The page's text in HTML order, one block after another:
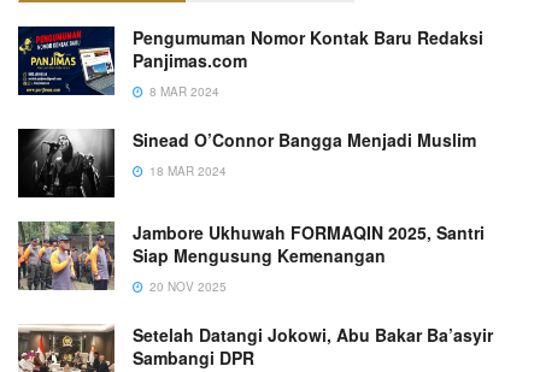
Pengumuman Nomor Kontak Baru Redaksi
Panjimas.com
8 MAR 2024
Sinead O’Connor Bangga Menjadi Muslim
18 MAR 2024
Jambore Ukhuwah FORMAQIN 2025, Santri
Siap Mengusung Kemenangan
20 NOV 2025
Setelah Datangi Jokowi, Abu Bakar Ba’asyir
Sambangi DPR